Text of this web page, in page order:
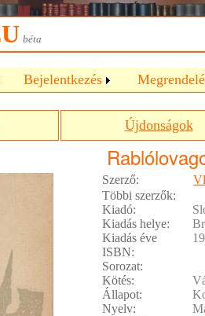
béta
Bejelentkezés
Újdonságok
Szerző:
Többi szerzők:
Kiadó:
Kiadás helye:
Kiadás éve
ISBN:
Sorozat:
Kötés:
Állapot:
Nyelv: